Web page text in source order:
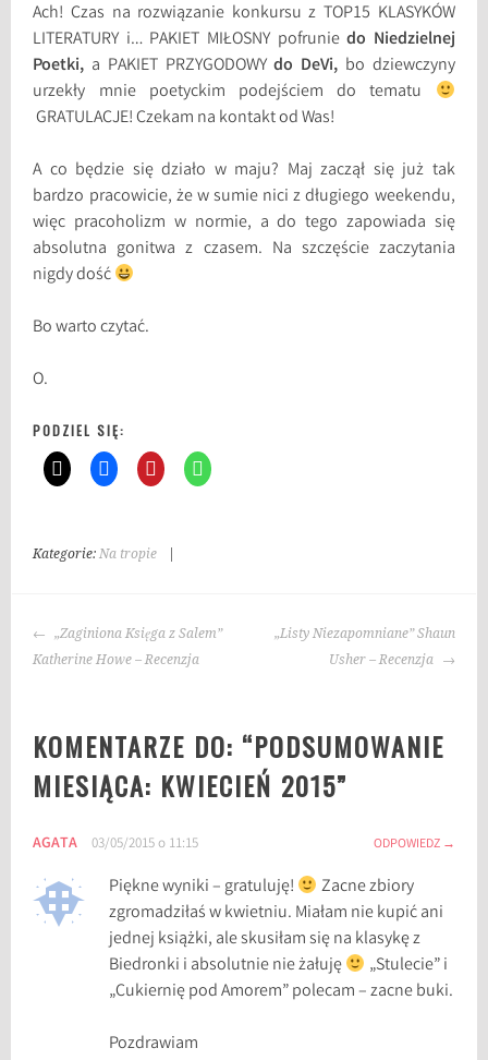
Ach! Czas na rozwiązanie konkursu z TOP15 KLASYKÓW
LITERATURY i… PAKIET MIŁOSNY pofruniedo Niedzielnej
Poetki, a PAKIET PRZYGODOWYdo DeVi, bo dziewczyny
urzekły mnie poetyckim podejściem do tematu
GRATULACJE! Czekam na kontakt od Was!
A co będzie się działo w maju? Maj zaczął się już tak
bardzo pracowicie, że w sumie nici z długiego weekendu,
więc pracoholizm w normie, a do tego zapowiada się
absolutna gonitwa z czasem. Na szczęście zaczytania
nigdy dość
Bo warto czytać.
O.
PODZIEL SIĘ:
Kategorie:Na tropie
i
:
h
u
,
p
o
d
s
m
NAWIGACJA
WPISU
„Zaginiona Księga z Salem”
Katherine Howe – Recenzja
„Listy Niezapomniane” Shaun
Usher – Recenzja
KOMENTARZE DO: “PODSUMOWANIE
MIESIĄCA: KWIECIEŃ 2015”
AGATA 03/05/2015 o 11:15 ODPOWIEDZ
Piękne wyniki – gratuluję!
Zacne zbiory
zgromadziłaś w kwietniu. Miałam nie kupić ani
jednej książki, ale skusiłam się na klasykę z
Biedronki i absolutnie nie żałuję
„Stulecie” i
„Cukiernię pod Amorem” polecam – zacne buki.
Pozdrawiam